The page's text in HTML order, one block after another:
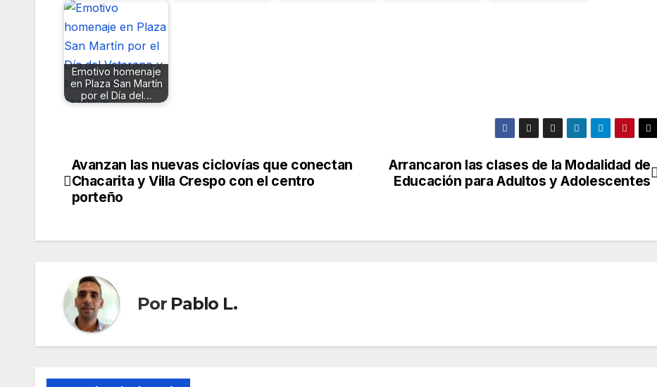
Emotivo homenaje
en Plaza San Martín
por el Día del…
Navegación
de
Arrancaron las clases de la Modalidad de
Educación para Adultos y Adolescentes
Avanzan las nuevas ciclovías que conectan
Chacarita y Villa Crespo con el centro
porteño
Por Pablo L.